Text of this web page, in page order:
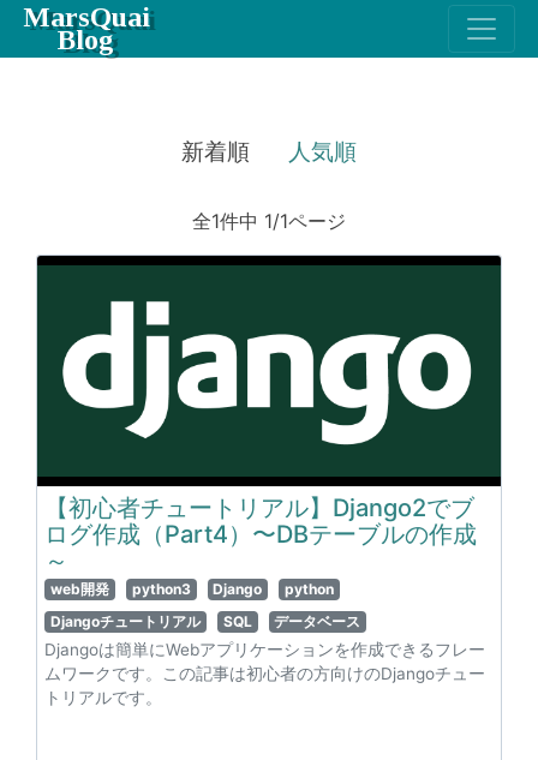
MarsQuai
Blog
新着順 人気順
全1件中 1/1ページ
【初心者チュートリアル】Django2でブ
ログ作成（Part4）〜DBテーブルの作成
～
web開発 python3 Django
python
Djangoチュートリアル
SQL データベース
Djangoは簡単にWebアプリケーションを作成できるフレー
ムワークです。この記事は初心者の方向けのDjangoチュー
トリアルです。